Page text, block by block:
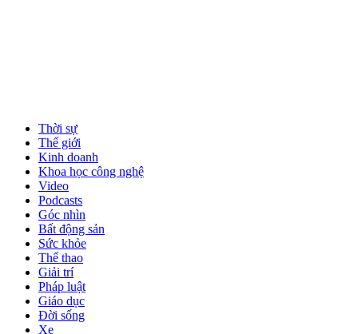
Thời sự
Thế giới
Kinh doanh
Khoa học công nghệ
Video
Podcasts
Góc nhìn
Bất động sản
Sức khỏe
Thể thao
Giải trí
Pháp luật
Giáo dục
Đời sống
Xe